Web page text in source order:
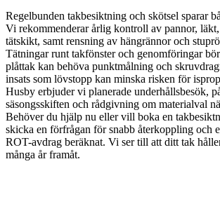
Regelbunden takbesiktning och skötsel sparar
Vi rekommenderar årlig kontroll av pannor,
tätskikt, samt rensning av hängrännor och
Tätningar runt takfönster och genomföringar
plåttak kan behöva punktmålning och
insats som lövstopp kan minska risken för
Husby erbjuder vi planerade underhållsbesök,
säsongsskiften och rådgivning om materialval
Behöver du hjälp nu eller vill boka en
skicka en förfrågan för snabb återkoppling och
ROT-avdrag beräknat. Vi ser till att ditt tak
många år framåt.